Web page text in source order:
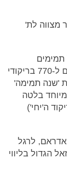
מצווה לת'
תמימים
מתלמידי הקבוצה החדשה, כשהם נכנסים ל-770 בריקודי
'שנה תמימה'
בלטה
ה'יחי')
לרגל
הגדול בליווי